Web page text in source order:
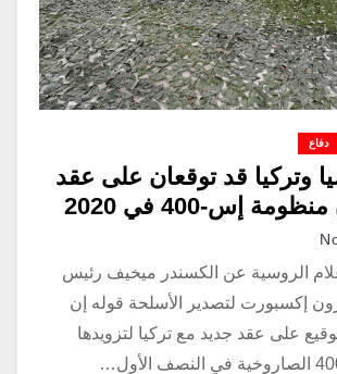
دفاع
وتركيا قد توقعان على عقد
إس-400 في 2020
الروسية عن الكسندر ميخيف رئيس
إكسبورت لتصدير الأسلحة قوله إن
على عقد جديد مع تركيا لتزويدها